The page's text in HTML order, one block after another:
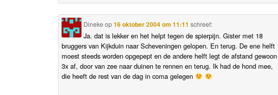
Dineke op16 oktober 2004 om 11:11 schreef:
Ja. dat is lekker en het helpt tegen de spierpijn. Gister met 18
bruggers van Kijkduin naar Scheveningen gelopen. En terug. De ene helft
moest steeds worden opgepept en de andere helft legt de afstand gewoon
3x af, door van zee naar duinen te rennen en terug. Ik had de hond mee,
die heeft de rest van de dag in coma gelegen